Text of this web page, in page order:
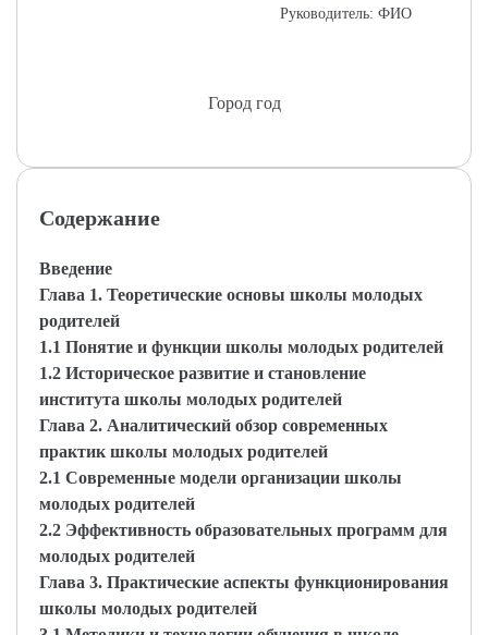
Руководитель: ФИО
Город год
Содержание
Введение
Глава 1. Теоретические основы школы молодых
родителей
1.1 Понятие и функции школы молодых родителей
1.2 Историческое развитие и становление
института школы молодых родителей
Глава 2. Аналитический обзор современных
практик школы молодых родителей
2.1 Современные модели организации школы
молодых родителей
2.2 Эффективность образовательных программ для
молодых родителей
Глава 3. Практические аспекты функционирования
школы молодых родителей